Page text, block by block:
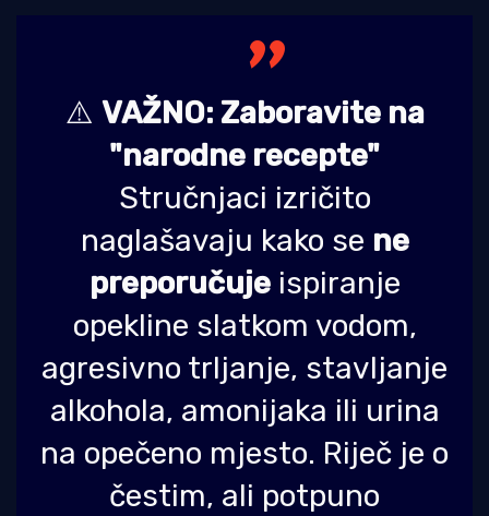
⚠️ VAŽNO: Zaboravite na
"narodne recepte"
Stručnjaci izričito
naglašavaju kako se ne
preporučujeispiranje
opekline slatkom vodom,
agresivno trljanje, stavljanje
alkohola, amonijaka ili urina
na opečeno mjesto. Riječ je o
čestim, ali potpuno